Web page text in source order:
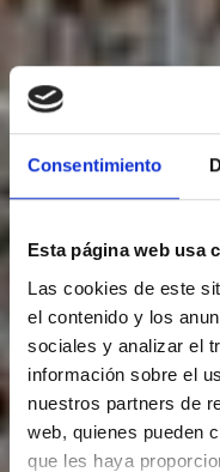
Consentimiento
Esta página web usa
Las cookies de este
el contenido y los
sociales y analizar el
información sobre el
nuestros partners de
web, quienes pueden
que les haya